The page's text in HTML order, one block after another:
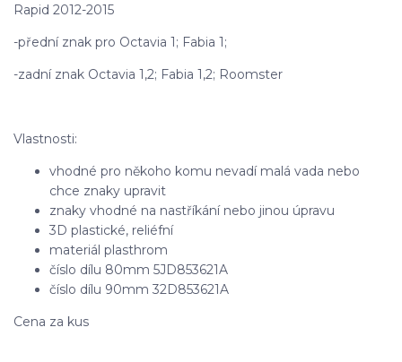
Rapid 2012-2015
-přední znak pro Octavia 1; Fabia 1;
-zadní znak Octavia 1,2; Fabia 1,2; Roomster
Vlastnosti:
vhodné pro někoho komu nevadí malá vada nebo
chce znaky upravit
znaky vhodné na nastříkání nebo jinou úpravu
3D plastické, reliéfní
materiál plasthrom
číslo dílu 80mm 5JD853621A
číslo dílu 90mm 32D853621A
Cena za kus